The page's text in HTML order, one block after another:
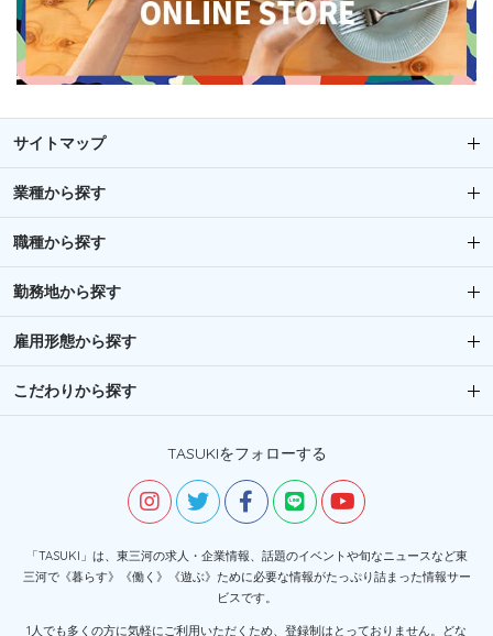
サイトマップ
業種から探す
職種から探す
勤務地から探す
雇用形態から探す
こだわりから探す
TASUKIをフォローする
「TASUKI」は、東三河の求人・企業情報、話題のイベントや旬なニュースなど東
三河で《暮らす》《働く》《遊ぶ》ために必要な情報がたっぷり詰まった情報サー
ビスです。
1人でも多くの方に気軽にご利用いただくため、登録制はとっておりません。どな